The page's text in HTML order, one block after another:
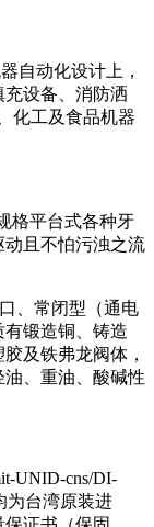
自动化设计上，
设备、消防洒
化工及食品机器
格平台式各种牙
且不怕污浊之流
、常闭型（通电
锻造铜、铸造
及铁弗龙阀体，
、重油、酸碱性
UNID-cns/DI-
为台湾原装进